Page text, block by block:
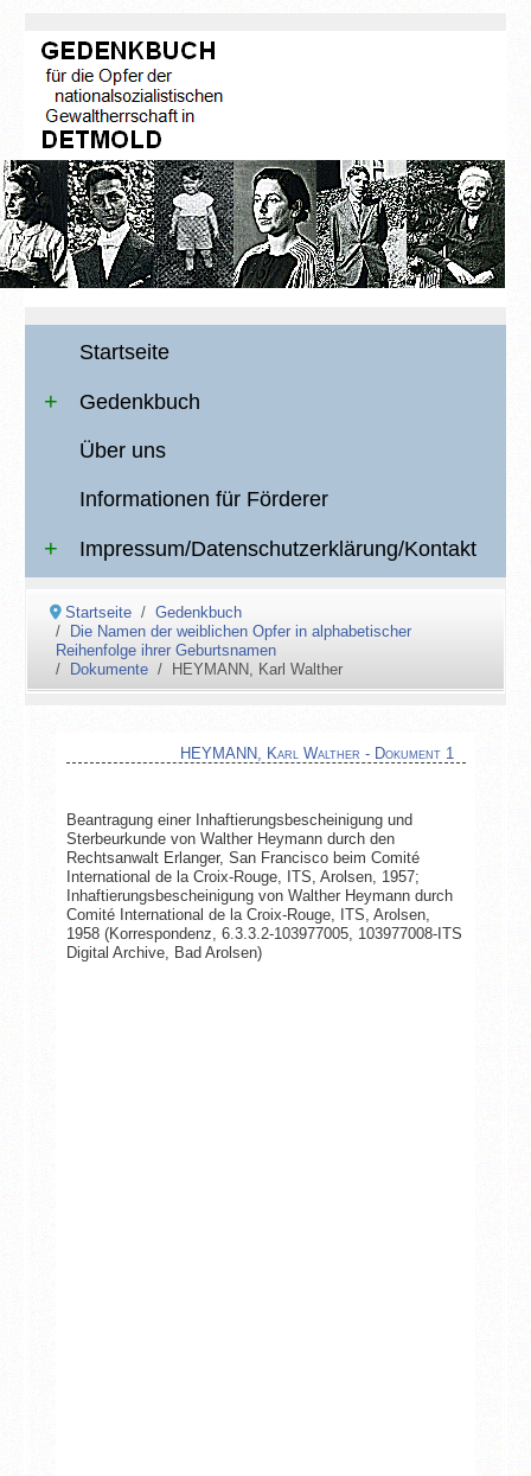
Startseite
Gedenkbuch
Über uns
Informationen für Förderer
Impressum/Datenschutzerklärung/Kontakt
Startseite
Gedenkbuch
Die Namen der weiblichen Opfer in alphabetischer
Reihenfolge ihrer Geburtsnamen
Dokumente
HEYMANN, Karl Walther
HEYMANN, Karl Walther - Dokument 1
Beantragung einer Inhaftierungsbescheinigung und
Sterbeurkunde von Walther Heymann durch den
Rechtsanwalt Erlanger, San Francisco beim Comité
International de la Croix-Rouge, ITS, Arolsen, 1957;
Inhaftierungsbescheinigung von Walther Heymann durch
Comité International de la Croix-Rouge, ITS, Arolsen,
1958 (Korrespondenz, 6.3.3.2-103977005, 103977008-ITS
Digital Archive, Bad Arolsen)